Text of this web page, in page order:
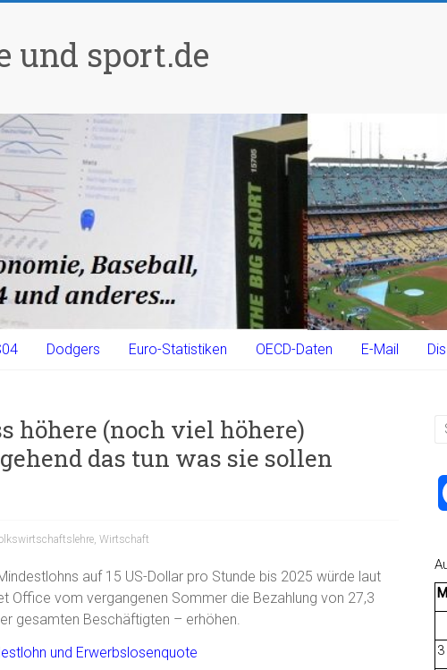
und sport.de
Dodgers Euro-Statistiken OECD-Daten E-Mail
höhere (noch viel höhere)
das tun was sie sollen
Wirtschaft
auf 15 US-Dollar pro Stunde bis 2025 würde laut
Office vom vergangenen Sommer die Bezahlung von 27,3
gesamten Beschäftigten – erhöhen.
M
3